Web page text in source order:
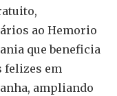
ao Hemorio
que beneficia
felizes em
ampliando